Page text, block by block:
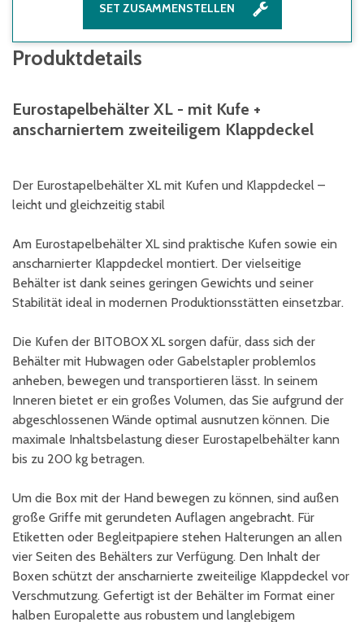
SET ZUSAMMENSTELLEN
Produktdetails
Eurostapelbehälter XL - mit Kufe +
anscharniertem zweiteiligem Klappdeckel
Der Eurostapelbehälter XL mit Kufen und Klappdeckel –
leicht und gleichzeitig stabil
Am Eurostapelbehälter XL sind praktische Kufen sowie ein
anscharnierter Klappdeckel montiert. Der vielseitige
Behälter ist dank seines geringen Gewichts und seiner
Stabilität ideal in modernen Produktionsstätten einsetzbar.
Die Kufen der BITOBOX XL sorgen dafür, dass sich der
Behälter mit Hubwagen oder Gabelstapler problemlos
anheben, bewegen und transportieren lässt. In seinem
Inneren bietet er ein großes Volumen, das Sie aufgrund der
abgeschlossenen Wände optimal ausnutzen können. Die
maximale Inhaltsbelastung dieser Eurostapelbehälter kann
bis zu 200 kg betragen.
Um die Box mit der Hand bewegen zu können, sind außen
große Griffe mit gerundeten Auflagen angebracht. Für
Etiketten oder Begleitpapiere stehen Halterungen an allen
vier Seiten des Behälters zur Verfügung. Den Inhalt der
Boxen schützt der anscharnierte zweiteilige Klappdeckel vor
Verschmutzung. Gefertigt ist der Behälter im Format einer
halben Europalette aus robustem und langlebigem